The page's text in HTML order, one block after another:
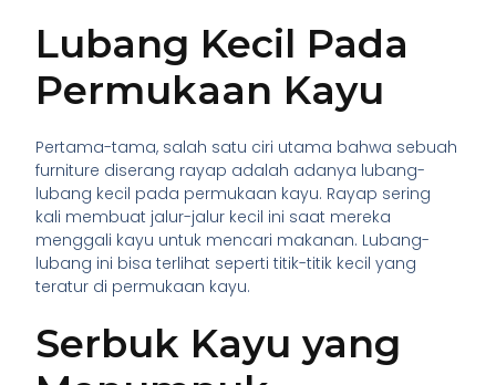
Lubang Kecil Pada
Permukaan Kayu
Pertama-tama, salah satu ciri utama bahwa sebuah
furniture diserang rayap adalah adanya lubang-
lubang kecil pada permukaan kayu. Rayap sering
kali membuat jalur-jalur kecil ini saat mereka
menggali kayu untuk mencari makanan. Lubang-
lubang ini bisa terlihat seperti titik-titik kecil yang
teratur di permukaan kayu.
Serbuk Kayu yang